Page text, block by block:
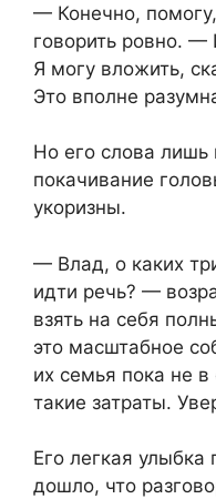
— Конечно,
говорить ровно. —
Я могу вложить,
Это вполне
Но его слова лишь
покачивание
укоризны.
— Влад, о каких
идти речь? —
взять на себя
это масштабное
их семья пока не в
такие затраты.
Его легкая улыбка
дошло, что